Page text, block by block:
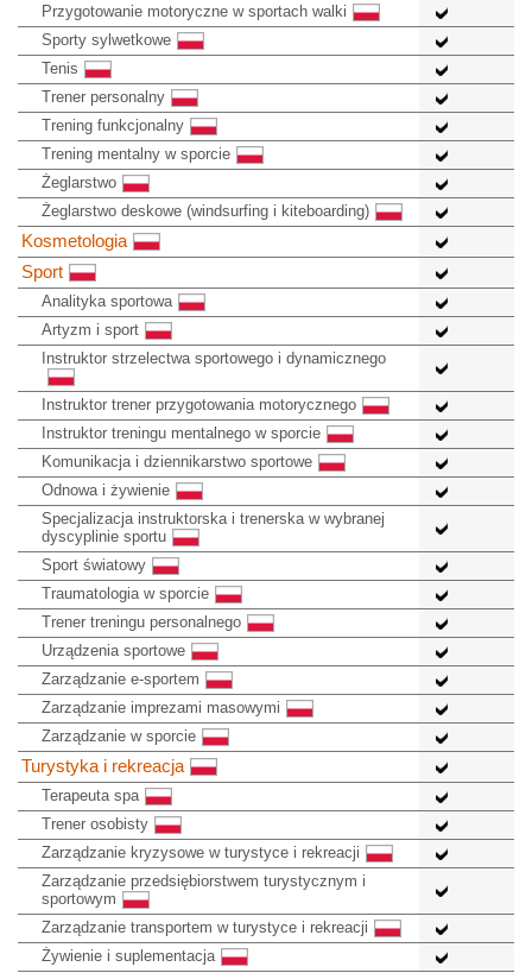
Przygotowanie motoryczne w sportach walki
Sporty sylwetkowe
Tenis
Trener personalny
Trening funkcjonalny
Trening mentalny w sporcie
Żeglarstwo
Żeglarstwo deskowe (windsurfing i kiteboarding)
Kosmetologia
Sport
Analityka sportowa
Artyzm i sport
Instruktor strzelectwa sportowego i dynamicznego
Instruktor trener przygotowania motorycznego
Instruktor treningu mentalnego w sporcie
Komunikacja i dziennikarstwo sportowe
Odnowa i żywienie
Specjalizacja instruktorska i trenerska w wybranej
dyscyplinie sportu
Sport światowy
Traumatologia w sporcie
Trener treningu personalnego
Urządzenia sportowe
Zarządzanie e-sportem
Zarządzanie imprezami masowymi
Zarządzanie w sporcie
Turystyka i rekreacja
Terapeuta spa
Trener osobisty
Zarządzanie kryzysowe w turystyce i rekreacji
Zarządzanie przedsiębiorstwem turystycznym i
sportowym
Zarządzanie transportem w turystyce i rekreacji
Żywienie i suplementacja